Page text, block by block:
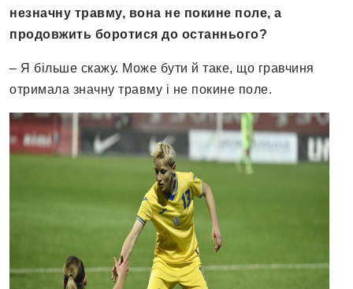
незначну травму, вона не покине поле, а
продовжить боротися до останнього?
– Я більше скажу. Може бути й таке, що гравчиня
отримала значну травму і не покине поле.